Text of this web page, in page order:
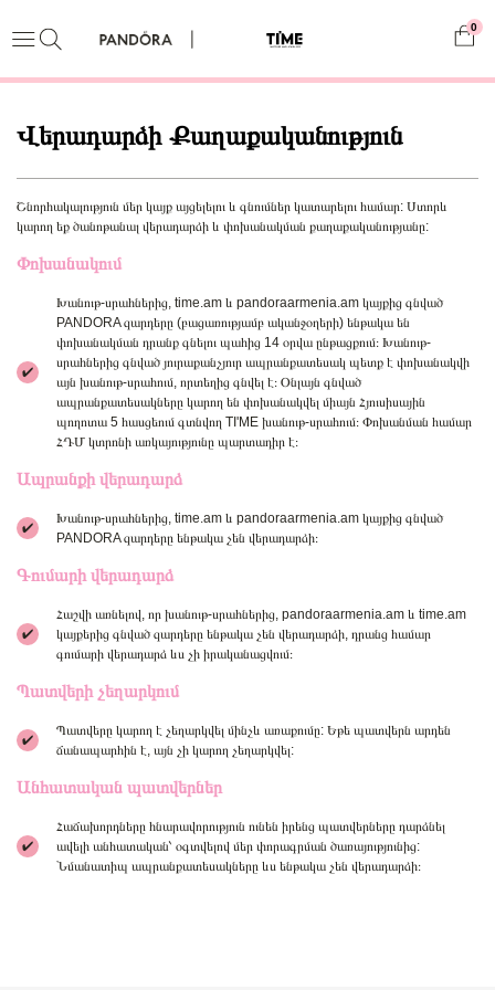
0
Վերադարձի Քաղաքականություն
Շնորհակալություն մեր կայք այցելելու և գնումներ կատարելու համար: Ստորև
կարող եք ծանոթանալ վերադարձի և փոխանակման քաղաքականությանը:
Փոխանակում
✔
Խանութ-սրահներից, time.am և pandoraarmenia.am կայքից գնված
PANDORA զարդերը (բացառությամբ ականջօղերի) ենթակա են
փոխանակման դրանք գնելու պահից 14 օրվա ընթացքում։ Խանութ-
սրահներից գնված յուրաքանչյուր ապրանքատեսակ պետք է փոխանակվի
այն խանութ-սրահում, որտեղից գնվել է։ Օնլայն գնված
ապրանքատեսակները կարող են փոխանակվել միայն Հյուսիսային
պողոտա 5 հասցեում գտնվող TI'ME խանութ-սրահում։ Փոխանման համար
ՀԴՄ կտրոնի առկայությունը պարտադիր է։
Ապրանքի վերադարձ
✔
Խանութ-սրահներից, time.am և pandoraarmenia.am կայքից գնված
PANDORA զարդերը ենթակա չեն վերադարձի։
Գումարի վերադարձ
✔
Հաշվի առնելով, որ խանութ-սրահներից, pandoraarmenia.am և time.am
կայքերից գնված զարդերը ենթակա չեն վերադարձի, դրանց համար
գումարի վերադարձ ևս չի իրականացվում։
Պատվերի չեղարկում
✔
Պատվերը կարող է չեղարկվել մինչև առաքումը: Եթե պատվերն արդեն
ճանապարհին է, այն չի կարող չեղարկվել:
Անհատական պատվերներ
✔
Հաճախորդները հնարավորություն ունեն իրենց պատվերները դարձնել
ավելի անհատական՝ օգտվելով մեր փորագրման ծառայությունից:
Նմանատիպ ապրանքատեսակները ևս ենթակա չեն վերադարձի։